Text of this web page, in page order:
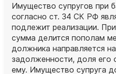
Имущество супругов при
согласно ст. 34 СК РФ
подлежит реализации.
сумма делится пополам
должника направляется
задолженности, доля его
ему. Имущество супруга